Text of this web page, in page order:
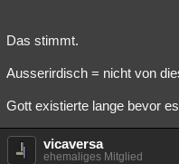
Das stimmt.
Ausserirdisch = nicht von
Gott existierte lange bevor
vicaversa
ehemaliges Mitglied